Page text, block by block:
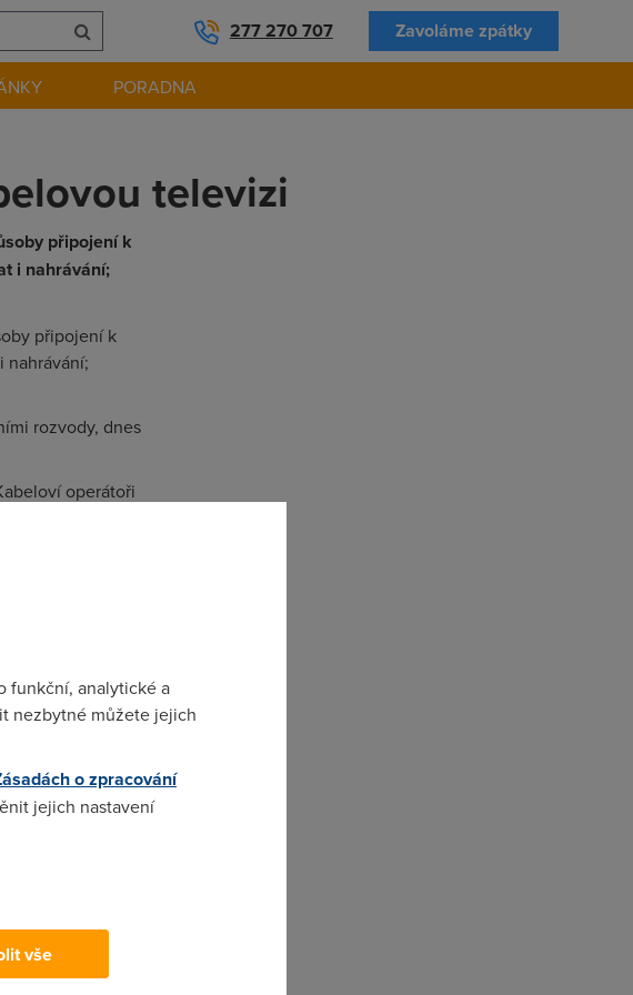
277 270 707 Zavoláme zpátky
PORADNA
televizi
připojení k
i nahrávání;
připojení k
nahrávání;
rozvody, dnes
operátoři
bázi VoIP (
za sekundu až
setkat s
v ceně
CATV dnes
či spíše
není účastník od
na 5 GHz a
obytného
dva kabely:
speciálnímu
funkční, analytické a
nezbytné můžete jejich
o zpracování
jejich nastavení
vše